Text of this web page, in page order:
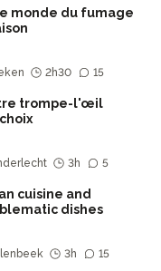
monde du fumage
2h30 15
trompe-l'œil
3h 5
cuisine and
dishes
3h 15